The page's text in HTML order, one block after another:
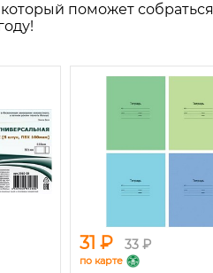
который поможет собраться
31 ₽ 33 ₽
по карте